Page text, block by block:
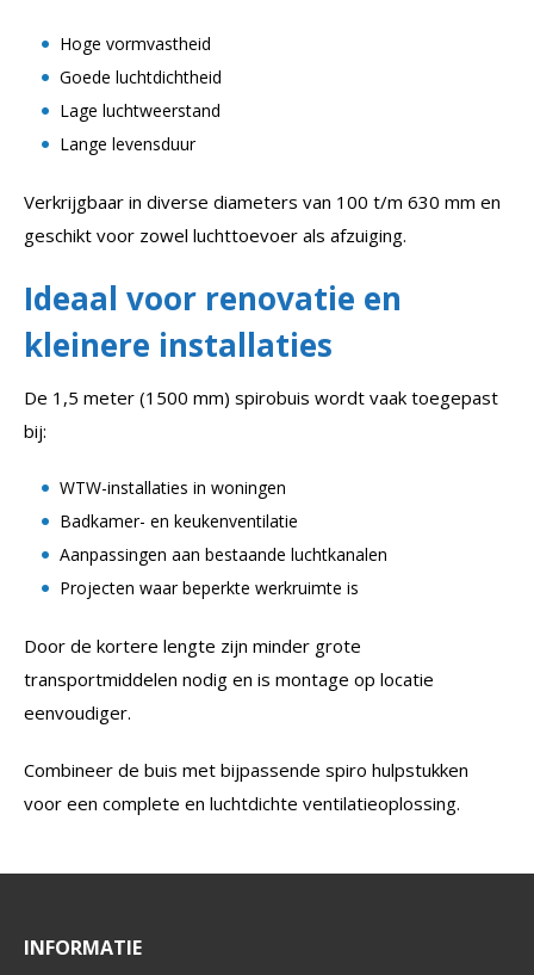
Hoge vormvastheid
Goede luchtdichtheid
Lage luchtweerstand
Lange levensduur
Verkrijgbaar in diverse diameters van 100 t/m 630 mm en
geschikt voor zowel luchttoevoer als afzuiging.
Ideaal voor renovatie en
kleinere installaties
De 1,5 meter (1500 mm) spirobuis wordt vaak toegepast
bij:
WTW-installaties in woningen
Badkamer- en keukenventilatie
Aanpassingen aan bestaande luchtkanalen
Projecten waar beperkte werkruimte is
Door de kortere lengte zijn minder grote
transportmiddelen nodig en is montage op locatie
eenvoudiger.
Combineer de buis met bijpassende spiro hulpstukken
voor een complete en luchtdichte ventilatieoplossing.
INFORMATIE